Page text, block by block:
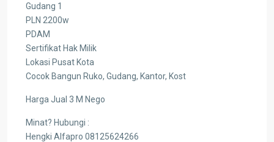
Gudang 1
PLN 2200w
PDAM
Sertifikat Hak Milik
Lokasi Pusat Kota
Cocok Bangun Ruko, Gudang, Kantor, Kost
Harga Jual 3 M Nego
Minat? Hubungi :
Hengki Alfapro 08125624266